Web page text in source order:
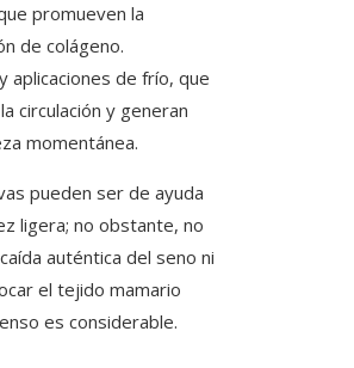
promueven la
de colágeno.
aplicaciones de frío, que
circulación y generan
momentánea.
pueden ser de ayuda
ligera; no obstante, no
auténtica del seno ni
el tejido mamario
es considerable.